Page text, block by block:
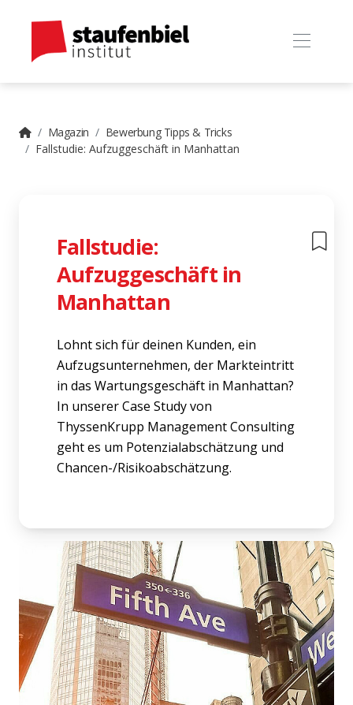
Magazin
Bewerbung Tipps & Tricks
Fallstudie: Aufzuggeschäft in Manhattan
Fallstudie:
Aufzuggeschäft in
Manhattan
Lohnt sich für deinen Kunden, ein
Aufzugsunternehmen, der Markteintritt
in das Wartungsgeschäft in Manhattan?
In unserer Case Study von
ThyssenKrupp Management Consulting
geht es um Potenzialabschätzung und
Chancen-/Risikoabschätzung.